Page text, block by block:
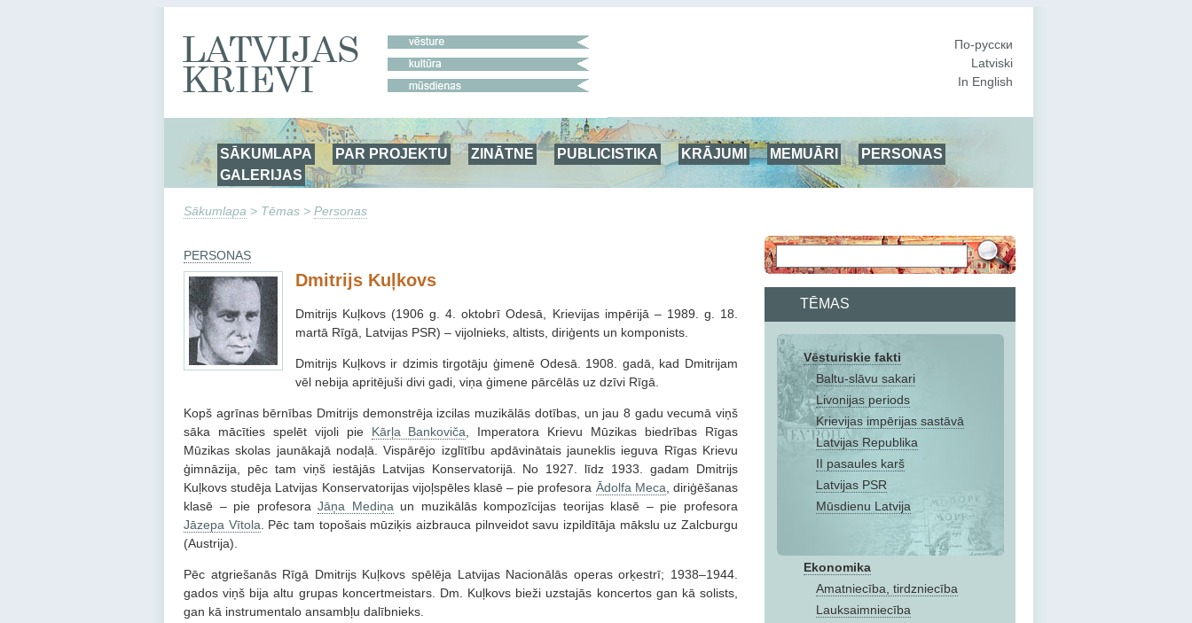
По-русски
Latviski
In English
SĀKUMLAPA PAR PROJEKTU ZINĀTNE PUBLICISTIKA KRĀJUMI MEMUĀRI
PERSONAS
GALERIJAS
Sākumlapa > Tēmas > Personas
TĒMAS
Vēsturiskie fakti
Baltu-slāvu sakari
Livonijas periods
Krievijas impērijas sastāvā
Latvijas Republika
II pasaules karš
Latvijas PSR
Mūsdienu Latvija
Ekonomika
Amatniecība, tirdzniecība
Lauksaimniecība
PERSONAS
Dmitrijs Kuļkovs
Dmitrijs Kuļkovs (1906 g. 4. oktobrī Odesā, Krievijas impērijā – 1989. g. 18.
martā Rīgā, Latvijas PSR) – vijolnieks, altists, diriģents un komponists.
Dmitrijs Kuļkovs ir dzimis tirgotāju ģimenē Odesā. 1908. gadā, kad Dmitrijam
vēl nebija apritējuši divi gadi, viņa ģimene pārcēlās uz dzīvi Rīgā.
Kopš agrīnas bērnības Dmitrijs demonstrēja izcilas muzikālās dotības, un jau 8 gadu vecumā viņš
sāka mācīties spelēt vijoli pie Kārļa Bankoviča , Imperatora Krievu Mūzikas biedrības Rīgas
Mūzikas skolas jaunākajā nodaļā. Vispārējo izglītību apdāvinātais jauneklis ieguva Rīgas Krievu
ģimnāzija, pēc tam viņš iestājās Latvijas Konservatorijā. No 1927. līdz 1933. gadam Dmitrijs
Kuļkovs studēja Latvijas Konservatorijas vijoļspēles klasē – pie profesora Ādolfa Meca , diriģēšanas
klasē – pie profesoraJāņa Mediņa un muzikālās kompozīcijas teorijas klasē – pie profesora
Jāzepa Vītola . Pēc tam topošais mūziķis aizbrauca pilnveidot savu izpildītāja mākslu uz Zalcburgu
(Austrija).
Pēc atgriešanās Rīgā Dmitrijs Kuļkovs spēlēja Latvijas Nacionālās operas orķestrī; 1938–1944.
gados viņš bija altu grupas koncertmeistars. Dm. Kuļkovs bieži uzstajās koncertos gan kā solists,
gan kā instrumentalo ansambļu dalībnieks.